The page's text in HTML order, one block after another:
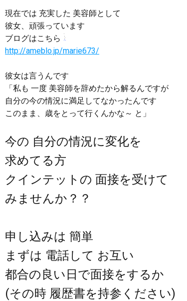
現在では 充実した 美容師として
彼女、頑張っています
ブログはこちら
http://ameblo.jp/marie673/
彼女は言うんです
「私も 一度 美容師を辞めたから解るんですが
自分の今の情況に満足してなかったんです
このまま、歳をとって行くんかな～ と」
今の 自分の情況に変化を
求めてる方
クインテットの 面接を受けて
みませんか？？
申し込みは 簡単
まずは 電話して お互い
都合の良い日で面接をするか
(その時 履歴書を持参ください)